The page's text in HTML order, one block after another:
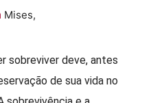
Mises,
deve, antes
de sua vida no